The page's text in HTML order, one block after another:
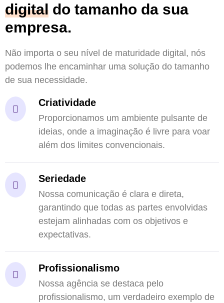
digital do tamanho da sua
empresa.
Não importa o seu nível de maturidade digital, nós
podemos lhe encaminhar uma solução do tamanho
de sua necessidade.
Criatividade
Proporcionamos um ambiente pulsante de
ideias, onde a imaginação é livre para voar
além dos limites convencionais.
Seriedade
Nossa comunicação é clara e direta,
garantindo que todas as partes envolvidas
estejam alinhadas com os objetivos e
expectativas.
Profissionalismo
Nossa agência se destaca pelo
profissionalismo, um verdadeiro exemplo de